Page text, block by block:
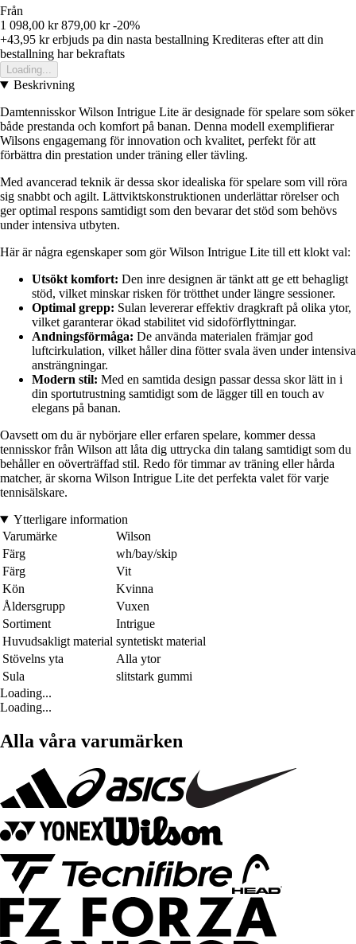
Från
1 098,00 kr 879,00 kr -20%
+43,95 krerbjuds pa din nasta bestallning Krediteras efter att din
bestallning har bekraftats
Loading...
Beskrivning
Damtennisskor Wilson Intrigue Lite är designade för spelare som söker
både prestanda och komfort på banan. Denna modell exemplifierar
Wilsons engagemang för innovation och kvalitet, perfekt för att
förbättra din prestation under träning eller tävling.
Med avancerad teknik är dessa skor idealiska för spelare som vill röra
sig snabbt och agilt. Lättviktskonstruktionen underlättar rörelser och
ger optimal respons samtidigt som den bevarar det stöd som behövs
under intensiva utbyten.
Här är några egenskaper som gör Wilson Intrigue Lite till ett klokt val:
Utsökt komfort: Den inre designen är tänkt att ge ett behagligt
stöd, vilket minskar risken för trötthet under längre sessioner.
Optimal grepp: Sulan levererar effektiv dragkraft på olika ytor,
vilket garanterar ökad stabilitet vid sidoförflyttningar.
Andningsförmåga: De använda materialen främjar god
luftcirkulation, vilket håller dina fötter svala även under intensiva
ansträngningar.
Modern stil: Med en samtida design passar dessa skor lätt in i
din sportutrustning samtidigt som de lägger till en touch av
elegans på banan.
Oavsett om du är nybörjare eller erfaren spelare, kommer dessa
tennisskor från Wilson att låta dig uttrycka din talang samtidigt som du
behåller en oöverträffad stil. Redo för timmar av träning eller hårda
matcher, är skorna Wilson Intrigue Lite det perfekta valet för varje
tennisälskare.
Ytterligare information
Varumärke
Wilson
Färg
wh/bay/skip
Färg
Vit
Kön
Kvinna
Åldersgrupp
Vuxen
Sortiment
Intrigue
Huvudsakligt material syntetiskt material
Stövelns yta
Alla ytor
Sula
slitstark gummi
Loading...
Loading...
Alla våra varumärken